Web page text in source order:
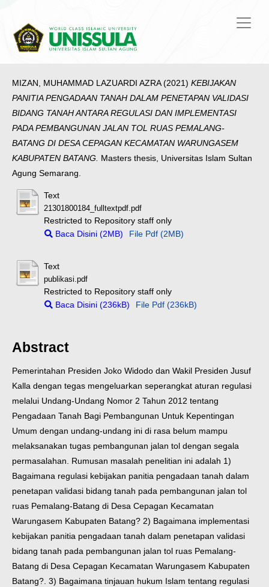
MIZAN, MUHAMMAD LAZUARDI AZRA(2021) KEBIJAKAN
PANITIA PENGADAAN TANAH DALAM PENETAPAN VALIDASI
BIDANG TANAH ANTARA REGULASI DAN IMPLEMENTASI
PADA PEMBANGUNAN JALAN TOL RUAS PEMALANG-
BATANG DI DESA CEPAGAN KECAMATAN WARUNGASEM
KABUPATEN BATANG. Masters thesis, Universitas Islam Sultan
Agung Semarang.
Text
21301800184_fulltextpdf.pdf
Restricted to Repository staff only
Baca Disini (2MB)
File Pdf (2MB)
Text
publikasi.pdf
Restricted to Repository staff only
Baca Disini (236kB)
File Pdf (236kB)
Abstract
Pemerintahan Presiden Joko Widodo dan Wakil Presiden Jusuf
Kalla dengan tegas mengeluarkan seperangkat aturan regulasi
melalui Undang-Undang Nomor 2 Tahun 2012 tentang
Pengadaan Tanah Bagi Pembangunan Untuk Kepentingan
Umum dengan undang-undang ini di rasa belum mampu
melaksanakan tugas pembangunan jalan tol dengan segala
permasalahan. Rumusan masalah penelitian ini adalah 1)
Bagaimana regulasi kebijakan panitia pengadaan tanah dalam
penetapan validasi bidang tanah pada pembangunan jalan tol
ruas Pemalang-Batang di Desa Cepagan Kecamatan
Warungasem Kabupaten Batang? 2) Bagaimana implementasi
kebijakan panitia pengadaan tanah dalam penetapan validasi
bidang tanah pada pembangunan jalan tol ruas Pemalang-
Batang di Desa Cepagan Kecamatan Warungasem Kabupaten
Batang?. 3) Bagaimana tinjauan hukum Islam tentang regulasi